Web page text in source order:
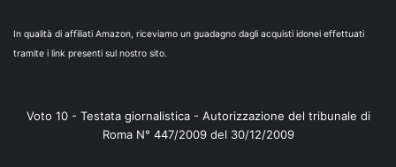
In qualità di affiliati Amazon, riceviamo un guadagno dagli acquisti idonei effettuati
tramite i link presenti sul nostro sito.
Voto 10 - Testata giornalistica - Autorizzazione del tribunale di
Roma N° 447/2009 del 30/12/2009